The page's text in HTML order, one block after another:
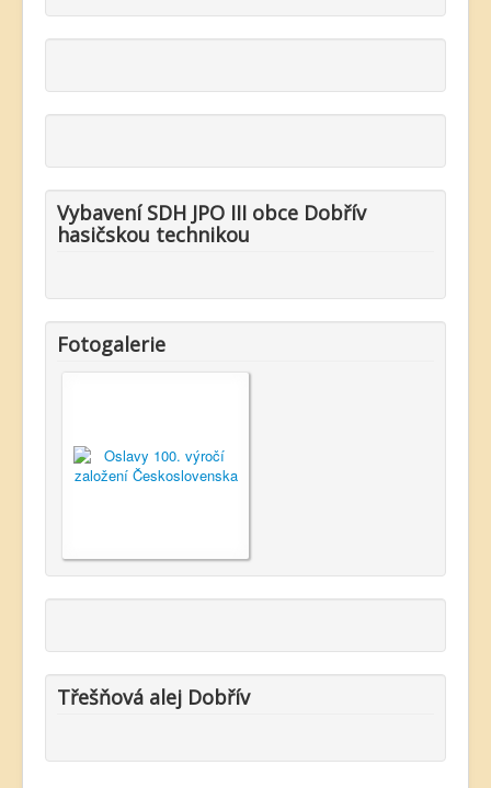
Vybavení SDH JPO III obce Dobřív
hasičskou technikou
Fotogalerie
Třešňová alej Dobřív